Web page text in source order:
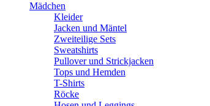
Mädchen
Kleider
Jacken und Mäntel
Zweiteilige Sets
Sweatshirts
Pullover und Strickjacken
Tops und Hemden
T-Shirts
Röcke